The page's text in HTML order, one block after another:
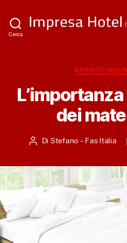
Cerca
dei
Autore
Di Stefano - Fas Italia